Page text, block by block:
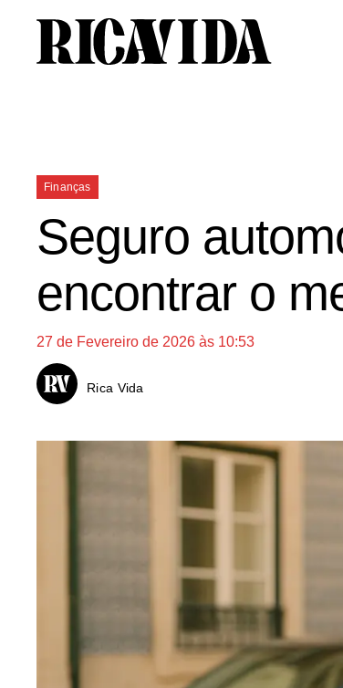
Categorias
Finanças
Seguro
encontrar o
27 de Fevereiro de 2026 às 10:53
Rica Vida